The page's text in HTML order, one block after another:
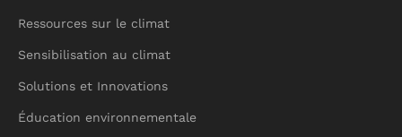
Ressources sur le climat
Sensibilisation au climat
Solutions et Innovations
Éducation environnementale